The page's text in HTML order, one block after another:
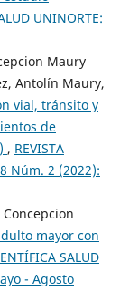
UNINORTE:
Maury
Antolín Maury,
vial, tránsito y
de
, REVISTA
Núm. 2 (2022):
mayor con
SALUD
- Agosto